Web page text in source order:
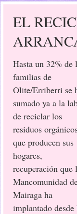
EL
Hasta un 32% de
familias de
Olite/Erriberri se
sumado ya a la
de reciclar los
residuos
que producen sus
hogares,
recuperación que
Mancomunidad
Mairaga ha
implantado